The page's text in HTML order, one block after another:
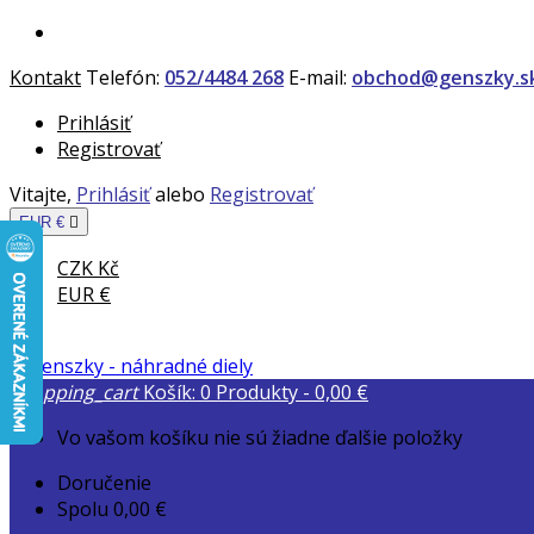
Kontakt Telefón: 052/4484 268 E-mail:
Prihlásiť
Registrovať
Vitajte, Prihlásiťalebo Registrovať
EUR € 
CZK Kč
EUR €
shopping_cart Košík: 0 Produkty - 0,00 €
Vo vašom košíku nie sú žiadne ďalšie položky
Doručenie
Spolu 0,00 €